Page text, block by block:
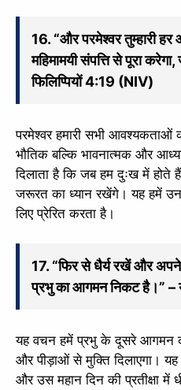
16. “और परमेश्वर तुम्हारी
महिमामयी संपत्ति से पूरा
फिलिप्पियों 4:19 (NIV)
परमेश्वर हमारी सभी
भौतिक बल्कि भावनात्मक और
दिलाता है कि जब हम दुःख में होते
जरूरत का ध्यान रखेंगे। यह हमें
लिए प्रेरित करता है।
17. “फिर से धैर्य रखें और
प्रभु का आगमन निकट है।”
यह वचन हमें प्रभु के दूसरे आगमन
और पीड़ाओं से मुक्ति दिलाएगा।
और उस महान दिन की प्रतीक्षा में